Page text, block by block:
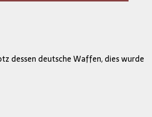
dessen deutsche Waffen, dies wurde